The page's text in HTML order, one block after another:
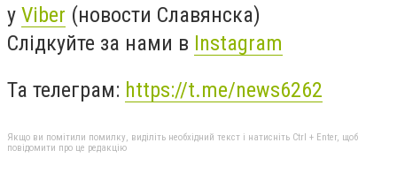
у Viber (новости Славянска)
Слідкуйте за нами в Instagram
Та телеграм: https://t.me/news6262
Якщо ви помітили помилку, виділіть необхідний текст і натисніть Ctrl + Enter, щоб
повідомити про це редакцію